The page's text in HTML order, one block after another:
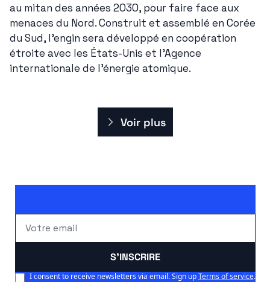
au mitan des années 2030, pour faire face aux
menaces du Nord. Construit et assemblé en Corée
du Sud, l'engin sera développé en coopération
étroite avec les États-Unis et l'Agence
internationale de l'énergie atomique.
Voir plus
S'INSCRIRE
I consent to receive newsletters via email. Sign up Terms of service.